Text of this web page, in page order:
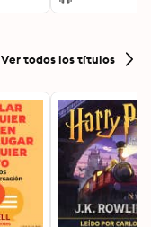
Ver todos los títulos